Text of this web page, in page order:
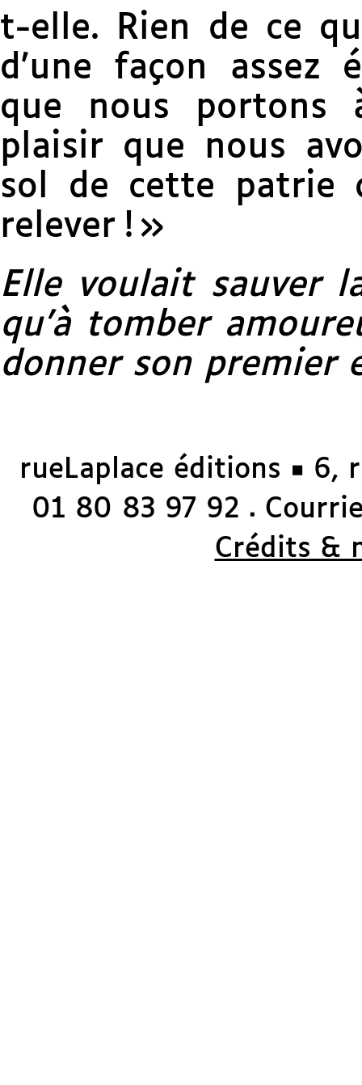
t-elle. Rien de ce
d’une façon assez
que nous portons
plaisir que nous
sol de cette patrie
relever ! »
Elle voulait sauver
qu’à tomber
donner son premier
rueLaplace éditions ◼ 6,
01 80 83 97 92
◼
Crédits &